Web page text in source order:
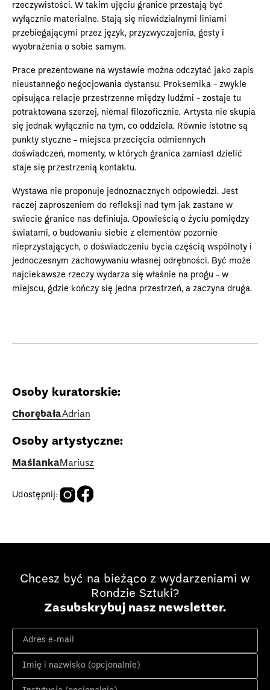
rzeczywistości. W takim ujęciu granice przestają być
wyłącznie materialne. Stają się niewidzialnymi liniami
przebiegającymi przez język, przyzwyczajenia, gesty i
wyobrażenia o sobie samym.
Prace prezentowane na wystawie można odczytać jako zapis
nieustannego negocjowania dystansu. Proksemika - zwykle
opisująca relacje przestrzenne między ludźmi - zostaje tu
potraktowana szerzej, niemal filozoficznie. Artysta nie skupia
się jednak wyłącznie na tym, co oddziela. Równie istotne są
punkty styczne - miejsca przecięcia odmiennych
doświadczeń, momenty, w których granica zamiast dzielić
staje się przestrzenią kontaktu.
Wystawa nie proponuje jednoznacznych odpowiedzi. Jest
raczej zaproszeniem do refleksji nad tym jak zastane w
swiecie granice nas definiuja. Opowieścią o życiu pomiędzy
światami, o budowaniu siebie z elementów pozornie
nieprzystających, o doświadczeniu bycia częścią wspólnoty i
jednoczesnym zachowywaniu własnej odrębności. Być może
najciekawsze rzeczy wydarza się właśnie na progu - w
miejscu, gdzie kończy się jedna przestrzeń, a zaczyna druga.
Osoby kuratorskie:
ChorębałaAdrian
Osoby artystyczne:
MaślankaMariusz
Udostępnij:
Chcesz być na bieżąco z wydarzeniami w
Rondzie Sztuki?
Zasubskrybuj nasz newsletter.